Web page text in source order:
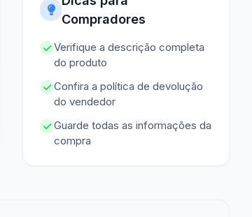
Compradores
Verifique a descrição completa
do produto
Confira a política de devolução
do vendedor
Guarde todas as informações da
compra